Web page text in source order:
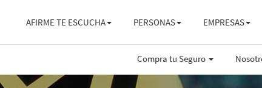
AFIRME TE ESCUCHA PERSONAS EMPRESAS
Compra tu Seguro